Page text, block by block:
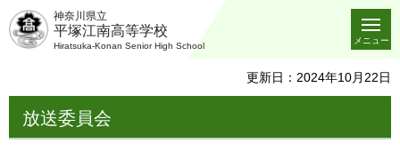
神奈川県立
平塚江南高等学校
Hiratsuka-Konan Senior High School
メニュー
更新日：2024年10月22日
放送委員会